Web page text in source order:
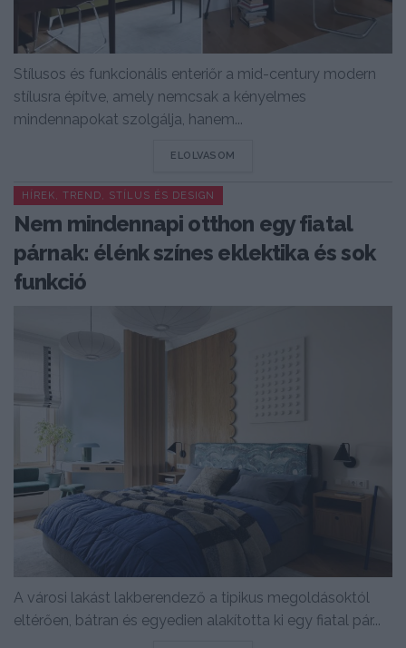
Stílusos és funkcionális enteriőr a mid-century modern
stílusra építve, amely nemcsak a kényelmes
mindennapokat szolgálja, hanem...
ELOLVASOM
HÍREK, TREND, STÍLUS ÉS DESIGN
Nem mindennapi otthon egy fiatal
párnak: élénk színes eklektika és sok
funkció
A városi lakást lakberendező a tipikus megoldásoktól
eltérően, bátran és egyedien alakította ki egy fiatal pár...